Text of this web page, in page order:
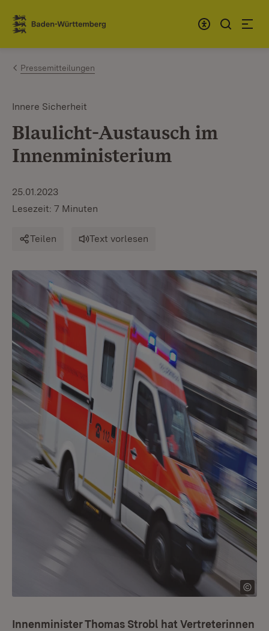
Zum Inhalt springen
Link zur Startseite
Pressemitteilungen
Innere Sicherheit
Blaulicht-Austausch im
Innenministerium
25.01.2023
Lesezeit: 7 Minuten
Teilen Text vorlesen
Innenminister Thomas Strobl hat Vertreterinnen